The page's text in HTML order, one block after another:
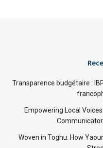
Transparence budgétaire :
Empowering Local
Woven in Toghu: How